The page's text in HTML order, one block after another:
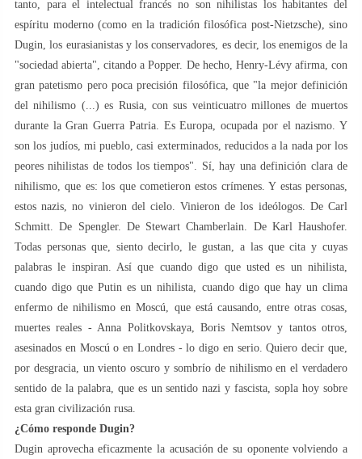
tanto, para el intelectual francés no son nihilistas los habitantes del
espíritu moderno (como en la tradición filosófica post-Nietzsche), sino
Dugin, los eurasianistas y los conservadores, es decir, los enemigos de la
"sociedad abierta", citando a Popper. De hecho, Henry-Lévy afirma, con
gran patetismo pero poca precisión filosófica, que "la mejor definición
del nihilismo (...) es Rusia, con sus veinticuatro millones de muertos
durante la Gran Guerra Patria. Es Europa, ocupada por el nazismo. Y
son los judíos, mi pueblo, casi exterminados, reducidos a la nada por los
peores nihilistas de todos los tiempos". Sí, hay una definición clara de
nihilismo, que es: los que cometieron estos crímenes. Y estas personas,
estos nazis, no vinieron del cielo. Vinieron de los ideólogos. De Carl
Schmitt. De Spengler. De Stewart Chamberlain. De Karl Haushofer.
Todas personas que, siento decirlo, le gustan, a las que cita y cuyas
palabras le inspiran. Así que cuando digo que usted es un nihilista,
cuando digo que Putin es un nihilista, cuando digo que hay un clima
enfermo de nihilismo en Moscú, que está causando, entre otras cosas,
muertes reales - Anna Politkovskaya, Boris Nemtsov y tantos otros,
asesinados en Moscú o en Londres - lo digo en serio. Quiero decir que,
por desgracia, un viento oscuro y sombrío de nihilismo en el verdadero
sentido de la palabra, que es un sentido nazi y fascista, sopla hoy sobre
esta gran civilización rusa.
¿Cómo responde Dugin?
Dugin aprovecha eficazmente la acusación de su oponente volviendo a